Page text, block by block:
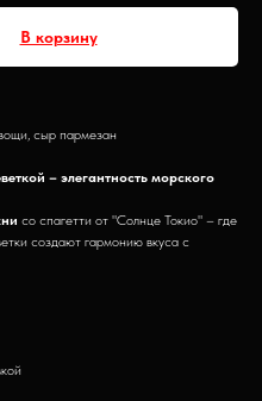
В корзину
сыр пармезан
– элегантность морского
со спагетти от "Солнце Токио" – где
создают гармонию вкуса с